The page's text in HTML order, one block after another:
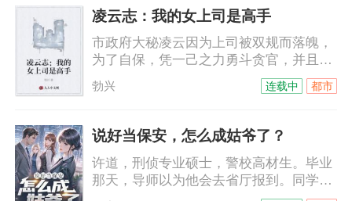
年间，他尽得真传，医武双绝！狂龙出狱
之日，更有武道通天，气质清冷绝尘的美
女师尊与他立下武帝之约！归家后，偏心
父母不仅毫无愧疚，竟还逼他入赘寡妇
家，好给假少爷换取投资铺路。林炎当场
撕碎婚书，冷笑连连。
凌云志：我的女上司是高手
市政府大秘凌云因为上司被双规而落魄，
为了自保，凭一己之力勇斗贪官，并且在
机缘巧合之下帮助女副市长度过难关而得
到重用，为他攀登仕途巅峰奠定了坚实的
勃兴 都市
连载中
说好当保安，怎么成姑爷了？
许道，刑侦专业硕士，警校高材生。毕业
那天，导师以为他会去省厅报到。同学以
为他会进重案组，在犯罪现场大展拳脚。